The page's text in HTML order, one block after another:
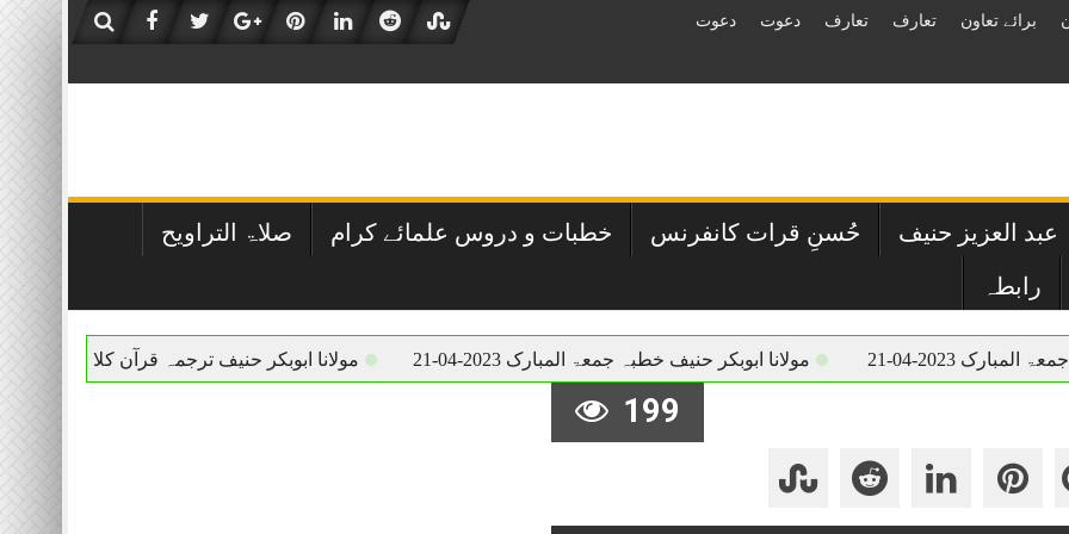
برائے تعاون تعارف تعارف دعوت دعوت
عبد العزیز حنیف حُسنِ قرات کانفرنس خطبات و دروس علمائے کرام صلاۃ التراویح
رابطہ
2023-04-21 مولانا ابوبکر حنیف خطبہ جمعۃ المبارک 2023-04-21 مولانا ابوبکر حنیف ترجمہ قرآن کلاس 2023-05-01
199